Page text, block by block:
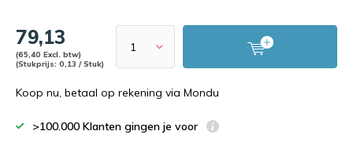
79,13
(65,40 Excl. btw)
(Stukprijs: 0,13 / Stuk)
Koop nu, betaal op rekening via Mondu
>100.000 Klanten gingen je voor